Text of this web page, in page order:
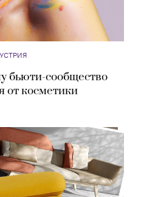
бьюти-сообщество
от косметики